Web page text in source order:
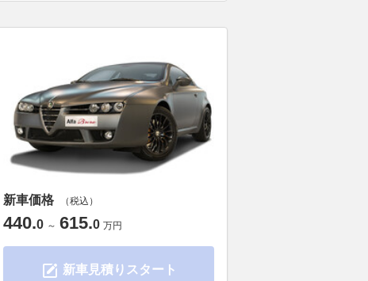
新車価格 （税込）
440.0 ～ 615.0 万円
新車見積りスタート